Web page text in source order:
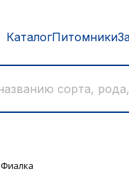
КаталогПитомники
Фиалка